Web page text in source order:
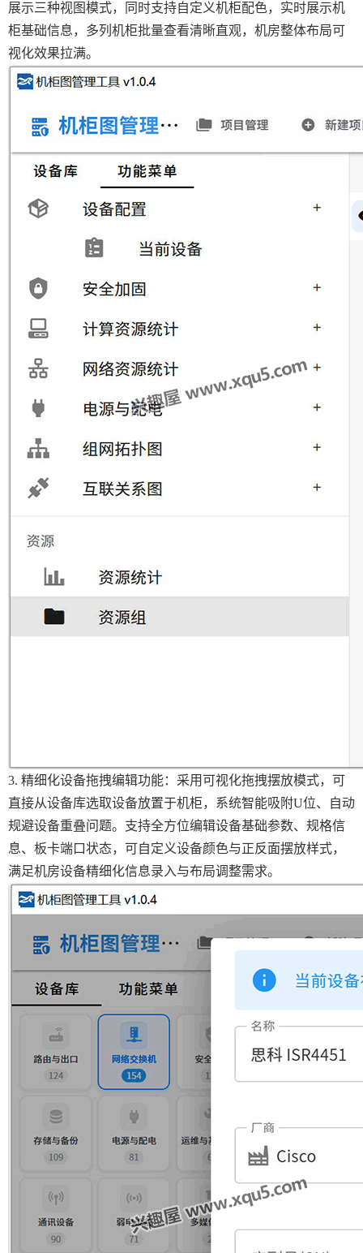
展示三种视图模式，同时支持自定义机柜配色，实时展示机
柜基础信息，多列机柜批量查看清晰直观，机房整体布局可
视化效果拉满。
3. 精细化设备拖拽编辑功能：采用可视化拖拽摆放模式，可
直接从设备库选取设备放置于机柜，系统智能吸附U位、自动
规避设备重叠问题。支持全方位编辑设备基础参数、规格信
息、板卡端口状态，可自定义设备颜色与正反面摆放样式，
满足机房设备精细化信息录入与布局调整需求。